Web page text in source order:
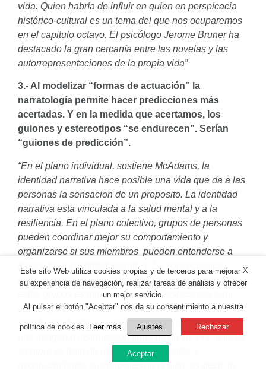
vida. Quien habría de influir en quien en perspicacia
histórico-cultural es un tema del que nos ocuparemos
en el capitulo octavo. El psicólogo Jerome Bruner ha
destacado la gran cercanía entre las novelas y las
autorrepresentaciones de la propia vida”
3.- Al modelizar “formas de actuación” la
narratología permite hacer predicciones más
acertadas. Y en la medida que acertamos, los
guiones y estereotipos “se endurecen”. Serían
“guiones de predicción”.
“En el plano individual, sostiene McAdams, la
identidad narrativa hace posible una vida que da a las
personas la sensacion de un proposito. La identidad
narrativa esta vinculada a la salud mental y a la
resiliencia. En el plano colectivo, grupos de personas
pueden coordinar mejor su comportamiento y
organizarse si sus miembros pueden entenderse a
traves de la identidad narrativa. En consecuencia,
cabe suponer que la capacidad de supervivencia de
estos grupos es mayor a la larga. Destacamos aqui
que, según McAdams, la identidad narrativa sigue
siendo una historia o una narracion y no da lugar a
una imagen o instauracion firme de un yo. Por lo tanto,
siempre se trata de integrarlos elementos y
acontecimientos sustanciales de la vida; es decir, lo
X
Este sito Web utiliza cookies propias y de terceros para mejorar
su experiencia de navegación, realizar tareas de análisis y ofrecer
un mejor servicio.
Al pulsar el botón "Aceptar" nos da su consentimiento a nuestra
política de cookies. Leer más Ajustes Rechazar
Aceptar